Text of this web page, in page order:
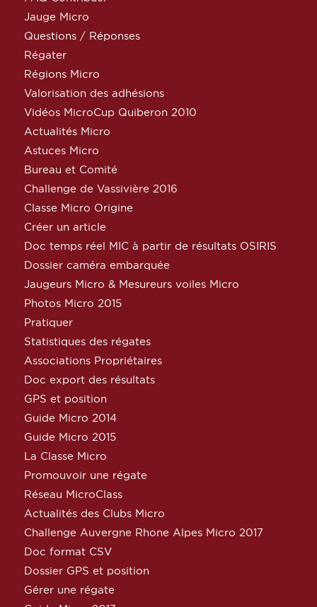
Jauge Micro
Questions / Réponses
Régater
Régions Micro
Valorisation des adhésions
Vidéos MicroCup Quiberon 2010
Actualités Micro
Astuces Micro
Bureau et Comité
Challenge de Vassivière 2016
Classe Micro Origine
Créer un article
Doc temps réel MIC à partir de résultats OSIRIS
Dossier caméra embarquée
Jaugeurs Micro & Mesureurs voiles Micro
Photos Micro 2015
Pratiquer
Statistiques des régates
Associations Propriétaires
Doc export des résultats
GPS et position
Guide Micro 2014
Guide Micro 2015
La Classe Micro
Promouvoir une régate
Réseau MicroClass
Actualités des Clubs Micro
Challenge Auvergne Rhone Alpes Micro 2017
Doc format CSV
Dossier GPS et position
Gérer une régate